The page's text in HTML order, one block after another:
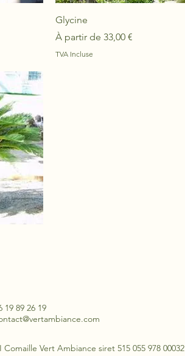
Glycine
À partir de 33,00 €
Prix promotionnel
TVA Incluse
19 89 26 19
Comaille Vert Ambiance siret 515 055 978 00032